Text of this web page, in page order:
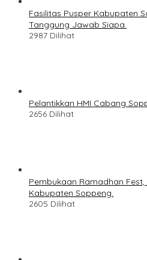
Fasilitas Pusper Kabupaten
Tanggung Jawab Siapa.
2987 Dilihat
Pelantikkan HMI Cabang
2656 Dilihat
Pembukaan Ramadhan
Kabupaten Soppeng.
2605 Dilihat